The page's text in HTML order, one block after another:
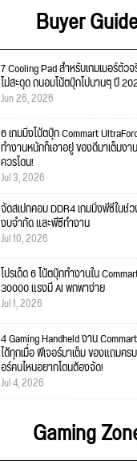
Buyer
7 Cooling Pad สำหรับเกมเมอร์ตัว
ไม่สะดุด ถนอมโน้ตบุ๊กไปนานๆ ปี
Jun 26, 2026
6 เกมมิ่งโน้ตบุ๊ก Commart
ทำงานหนักก็เอาอยู่ ของดีมาเต็มงา
ควรโดน!
Jul 3, 2026
จัดสเปกคอม DDR4 เกมมิ่งพีซีใน
งบจำกัด และพีซีทำงาน
Jul 10, 2026
โปรเด็ด 6 โน้ตบุ๊กทำงานใน
30000 แรงมี AI พกพาง่าย
Jul 1, 2026
4 Gaming Handheld งาน
ได้ทุกเมื่อ ฟีเจอร์มาเต็ม ของแถมคร
อร์คนไหนอยากโดนต้องจัด!
Jul 4, 2026
Gaming